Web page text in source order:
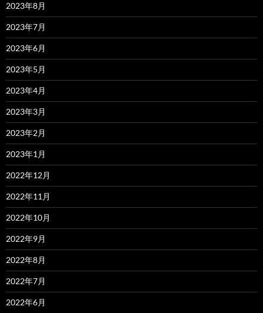
2023年8月
2023年7月
2023年6月
2023年5月
2023年4月
2023年3月
2023年2月
2023年1月
2022年12月
2022年11月
2022年10月
2022年9月
2022年8月
2022年7月
2022年6月